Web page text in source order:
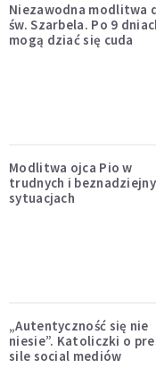
Niezawodna modlitwa
św. Szarbela. Po 9
mogą dziać się cuda
Modlitwa ojca Pio w
trudnych i
sytuacjach
„Autentyczność się nie
niesie”. Katoliczki o
sile social mediów